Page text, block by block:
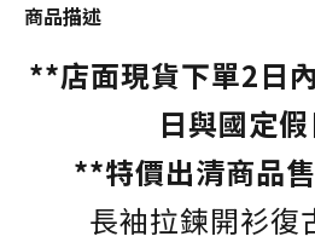
商品描述
**店面現貨下單2日
日與國定
**特價出清商品
長袖拉鍊開衫復